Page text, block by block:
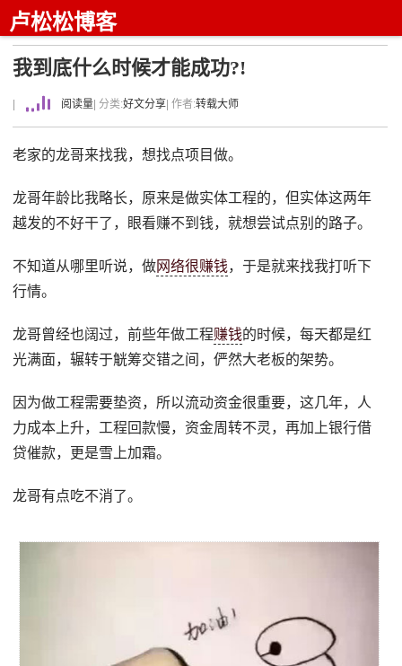
卢松松博客
我到底什么时候才能成功?!
阅读量 | 分类:好文分享 | 作者:转载大师
老家的龙哥来找我，想找点项目做。
龙哥年龄比我略长，原来是做实体工程的，但实体这两年
越发的不好干了，眼看赚不到钱，就想尝试点别的路子。
不知道从哪里听说，做网络很赚钱，于是就来找我打听下
行情。
龙哥曾经也阔过，前些年做工程赚钱的时候，每天都是红
光满面，辗转于觥筹交错之间，俨然大老板的架势。
因为做工程需要垫资，所以流动资金很重要，这几年，人
力成本上升，工程回款慢，资金周转不灵，再加上银行借
贷催款，更是雪上加霜。
龙哥有点吃不消了。